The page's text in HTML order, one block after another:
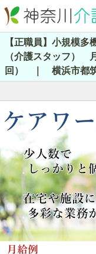
【正職員】小規模
（介護スタッフ）
回） ｜ 横浜市都